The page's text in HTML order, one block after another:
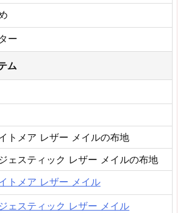
ー
ム
トメア レザー メイルの布地
ェスティック レザー メイルの布地
トメア レザー メイル
ェスティック レザー メイル